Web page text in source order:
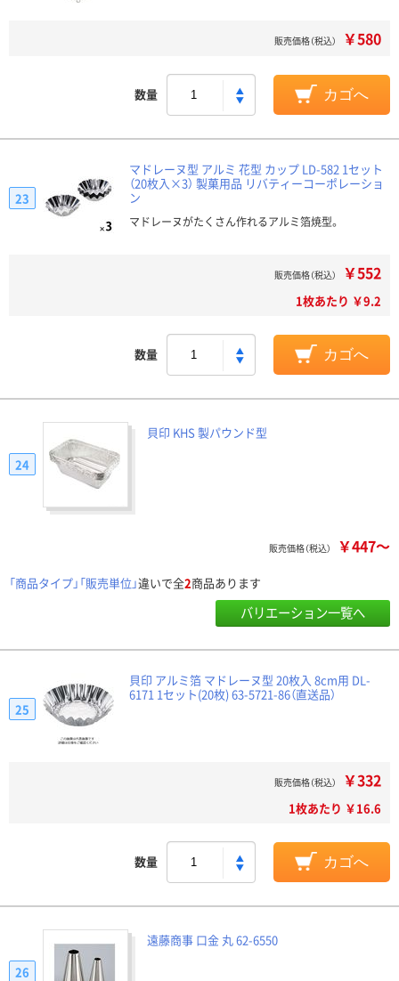
販売価格（税込） ￥580
数量 カゴへ
マドレーヌ型 アルミ 花型 カップ LD-582 1セット
（20枚入×3） 製菓用品 リバティーコーポレーショ
ン
マドレーヌがたくさん作れるアルミ箔焼型。
23
販売価格（税込） ￥552
1枚あたり ￥9.2
数量 カゴへ
貝印 KHS 製パウンド型
24
販売価格（税込） ￥447～
「商品タイプ」「販売単位」違いで全2商品あります
バリエーション一覧へ
貝印 アルミ箔 マドレーヌ型 20枚入 8cm用 DL-
6171 1セット(20枚) 63-5721-86（直送品）
25
販売価格（税込） ￥332
1枚あたり ￥16.6
数量 カゴへ
遠藤商事 口金 丸 62-6550
26